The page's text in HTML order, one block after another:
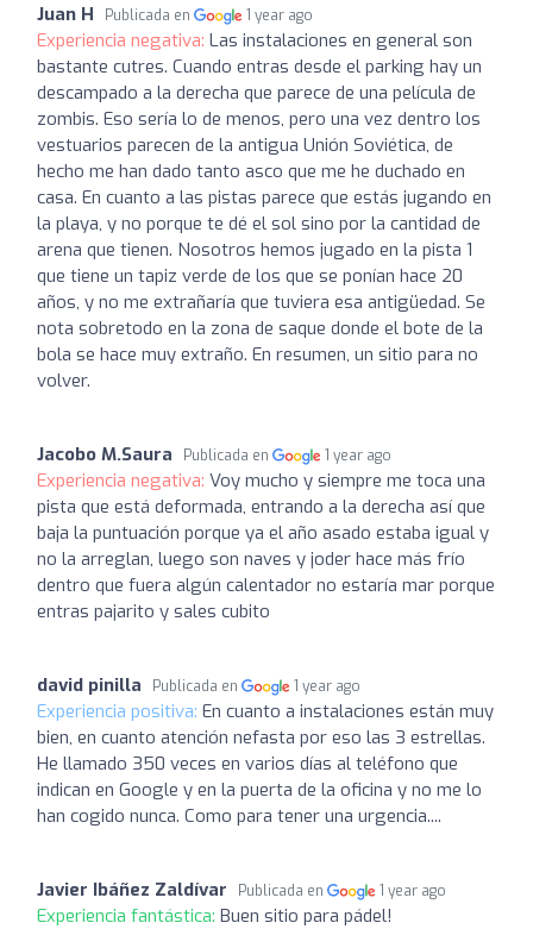
Juan H Publicada en 1 year ago
Experiencia negativa: Las instalaciones en general son
bastante cutres. Cuando entras desde el parking hay un
descampado a la derecha que parece de una película de
zombis. Eso sería lo de menos, pero una vez dentro los
vestuarios parecen de la antigua Unión Soviética, de
hecho me han dado tanto asco que me he duchado en
casa. En cuanto a las pistas parece que estás jugando en
la playa, y no porque te dé el sol sino por la cantidad de
arena que tienen. Nosotros hemos jugado en la pista 1
que tiene un tapiz verde de los que se ponían hace 20
años, y no me extrañaría que tuviera esa antigüedad. Se
nota sobretodo en la zona de saque donde el bote de la
bola se hace muy extraño. En resumen, un sitio para no
volver.
Jacobo M.Saura Publicada en 1 year ago
Experiencia negativa: Voy mucho y siempre me toca una
pista que está deformada, entrando a la derecha así que
baja la puntuación porque ya el año asado estaba igual y
no la arreglan, luego son naves y joder hace más frío
dentro que fuera algún calentador no estaría mar porque
entras pajarito y sales cubito
david pinilla Publicada en 1 year ago
Experiencia positiva: En cuanto a instalaciones están muy
bien, en cuanto atención nefasta por eso las 3 estrellas.
He llamado 350 veces en varios días al teléfono que
indican en Google y en la puerta de la oficina y no me lo
han cogido nunca. Como para tener una urgencia....
Javier Ibáñez Zaldívar Publicada en 1 year ago
Experiencia fantástica: Buen sitio para pádel!